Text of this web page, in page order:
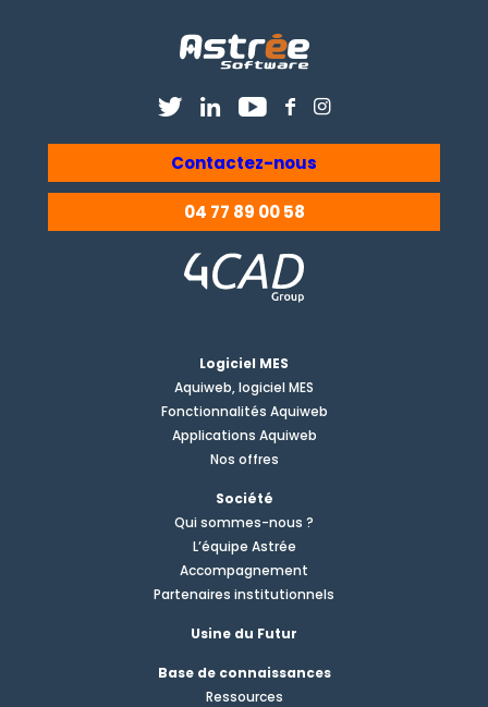
Contactez-nous
04 77 89 00 58
Logiciel MES
Aquiweb, logiciel MES
Fonctionnalités Aquiweb
Applications Aquiweb
Nos offres
Société
Qui sommes-nous ?
L’équipe Astrée
Accompagnement
Partenaires institutionnels
Usine du Futur
Base de connaissances
Ressources